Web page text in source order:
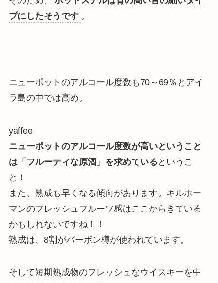
プにしたそうです 。
ニューポットのアルコール度数も 70～69％ とアイ
ラ島の中では高め。
yaffee
ニューポットのアルコール度数が高いということ
は「フルーティな原酒」を求めている というこ
と！
また、 熟成も早くなる傾向があります。キルホー
マンのフレッシュフルーツ感はここからきている
かもしれないですね！！
熟成は、8割がバーボン樽が使われています。
そして短期熟成物のフレッシュなウイスキーを中